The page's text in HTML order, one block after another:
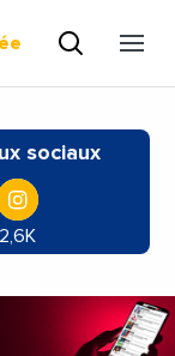
sociaux
2,6K